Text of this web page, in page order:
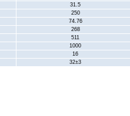
31.5
250
74.76
268
511
1000
16
32±3